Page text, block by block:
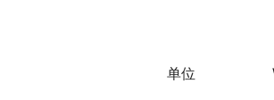
复机
单位